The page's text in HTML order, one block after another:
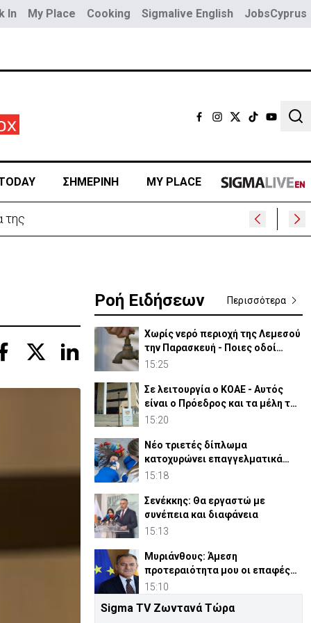
In My Place Cooking Sigmalive English JobsCyprus
ΣΗΜΕΡΙΝΗ MY PLACE
της
Ροή Ειδήσεων Περισσότερα
Χωρίς νερό περιοχή της Λεμεσού
την Παρασκευή - Ποιες οδοί
επηρεάζονται
15:25
Σε λειτουργία ο ΚΟΑΕ - Αυτός
είναι ο Πρόεδρος και τα μέλη του
συμβουλίου του
15:20
Νέο τριετές δίπλωμα
κατοχυρώνει επαγγελματικά
τους Διασώστες στην Κύπρο
15:18
Σενέκκης: Θα εργαστώ με
συνέπεια και διαφάνεια
15:13
Μυριάνθους: Άμεση
προτεραιότητα μου οι επαφές
με Υπουργεία και φορείς
15:10
«Ενώνουν δυνάμεις» ΟΚΥπΥ και ο
Sigma TV Ζωντανά Τώρα